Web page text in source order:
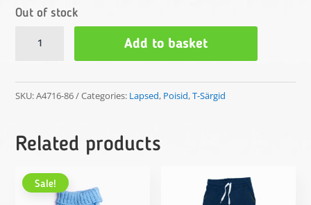
Out of stock
Add to basket
SKU:A4716-86 Categories: Lapsed, Poisid,T-Särgid
Related products
Sale!